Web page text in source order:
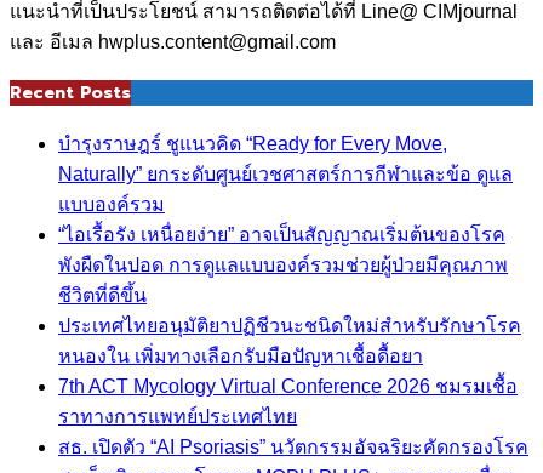
แนะนำที่เป็นประโยชน์ สามารถติดต่อได้ที่ Line@ CIMjournal
และ อีเมล hwplus.content@gmail.com
Recent Posts
บำรุงราษฎร์ ชูแนวคิด “Ready for Every Move,
Naturally” ยกระดับศูนย์เวชศาสตร์การกีฬาและข้อ ดูแล
แบบองค์รวม
“ไอเรื้อรัง เหนื่อยง่าย” อาจเป็นสัญญาณเริ่มต้นของโรค
พังผืดในปอด การดูแลแบบองค์รวมช่วยผู้ป่วยมีคุณภาพ
ชีวิตที่ดีขึ้น
ประเทศไทยอนุมัติยาปฏิชีวนะชนิดใหม่สำหรับรักษาโรค
หนองใน เพิ่มทางเลือกรับมือปัญหาเชื้อดื้อยา
7th ACT Mycology Virtual Conference 2026 ชมรมเชื้อ
ราทางการแพทย์ประเทศไทย
สธ. เปิดตัว “AI Psoriasis” นวัตกรรมอัจฉริยะคัดกรองโรค